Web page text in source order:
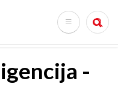
Search
-